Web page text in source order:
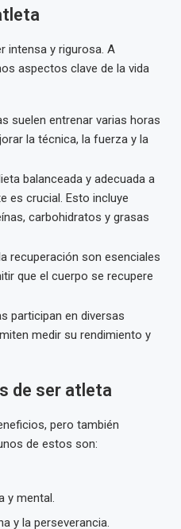
intensa y rigurosa. A
aspectos clave de la vida
suelen entrenar varias horas
la técnica, la fuerza y la
balanceada y adecuada a
es crucial. Esto incluye
carbohidratos y grasas
recuperación son esenciales
que el cuerpo se recupere
participan en diversas
medir su rendimiento y
de ser atleta
pero también
de estos son:
y mental.
y la perseverancia.